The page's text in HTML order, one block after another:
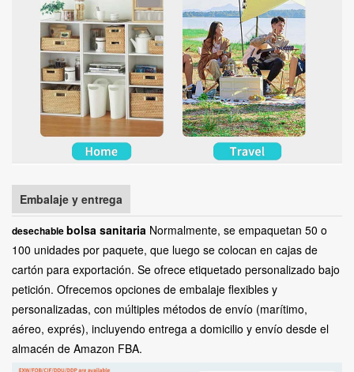
Embalaje y entrega
desechablebolsa sanitaria Normalmente, se empaquetan 50 o
100 unidades por paquete, que luego se colocan en cajas de
cartón para exportación. Se ofrece etiquetado personalizado bajo
petición. Ofrecemos opciones de embalaje flexibles y
personalizadas, con múltiples métodos de envío (marítimo,
aéreo, exprés), incluyendo entrega a domicilio y envío desde el
almacén de Amazon FBA.